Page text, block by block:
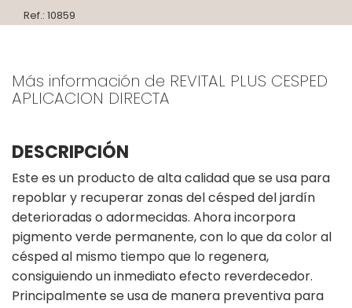
Ref.: 10859
Más información de REVITAL PLUS CESPED
APLICACION DIRECTA
DESCRIPCIÓN
Este es un producto de alta calidad que se usa para
repoblar y recuperar zonas del césped del jardín
deterioradas o adormecidas. Ahora incorpora
pigmento verde permanente, con lo que da color al
césped al mismo tiempo que lo regenera,
consiguiendo un inmediato efecto reverdecedor.
Principalmente se usa de manera preventiva para